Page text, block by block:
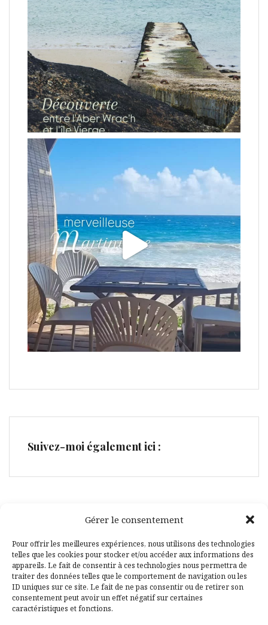
Gérer le consentement
Pour offrir les meilleures expériences, nous utilisons des technologies
telles que les cookies pour stocker et/ou accéder aux informations des
appareils. Le fait de consentir à ces technologies nous permettra de
traiter des données telles que le comportement de navigation ou les
ID uniques sur ce site. Le fait de ne pas consentir ou de retirer son
consentement peut avoir un effet négatif sur certaines
caractéristiques et fonctions.
Suivez-moi également ici :
Facebook
Pinterest